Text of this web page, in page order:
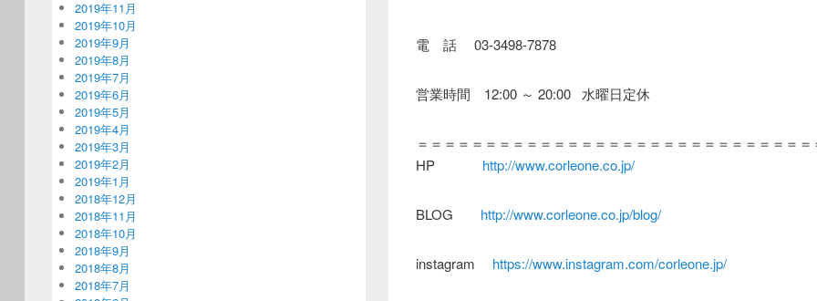
電 話 03-3498-7878
営業時間 12:00 ～ 20:00 水曜日定休
＝＝＝＝＝＝＝＝＝＝＝＝＝＝＝＝＝＝＝＝＝＝＝＝＝＝＝＝＝
HP
http://www.corleone.co.jp/
BLOG http://www.corleone.co.jp/blog/
instagram https://www.instagram.com/corleone.jp/
2019年11月
2019年10月
2019年9月
2019年8月
2019年7月
2019年6月
2019年5月
2019年4月
2019年3月
2019年2月
2019年1月
2018年12月
2018年11月
2018年10月
2018年9月
2018年8月
2018年7月